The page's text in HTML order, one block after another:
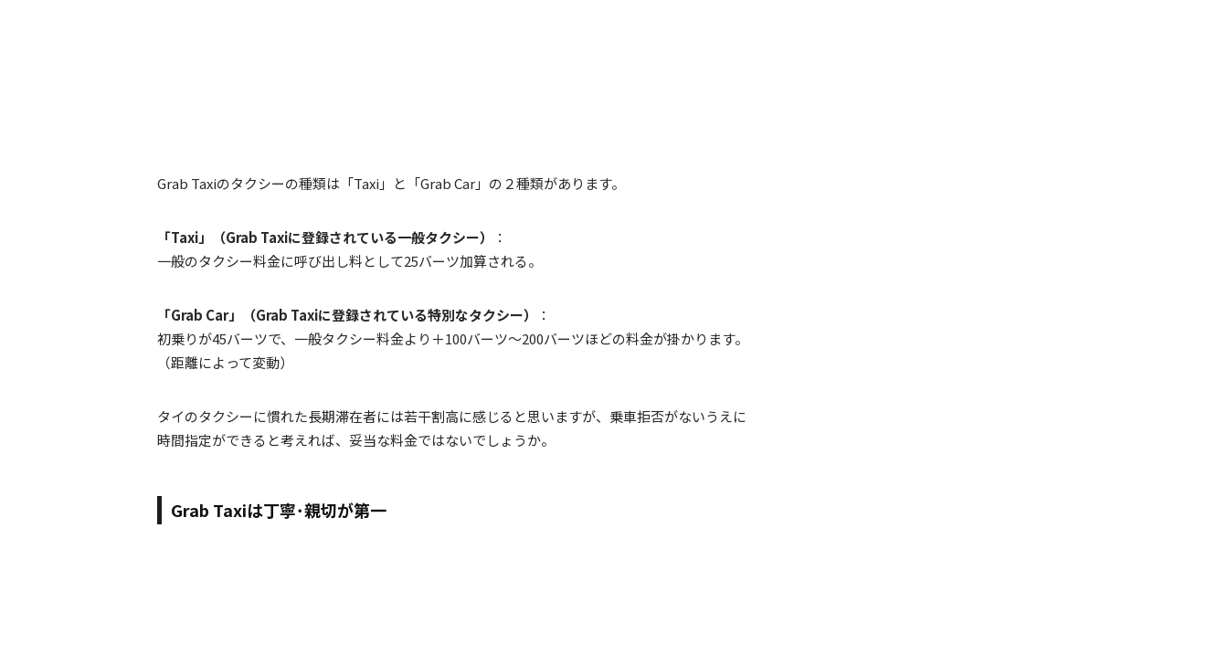
Grab Taxiのタクシーの種類は「Taxi」と「Grab Car」の２種類があります。
「Taxi」（Grab Taxiに登録されている一般タクシー）
：
一般のタクシー料金に呼び出し料として25バーツ加算される。
「Grab Car」（Grab Taxiに登録されている特別なタクシー）
：
初乗りが45バーツで、一般タクシー料金より＋100バーツ〜200バーツほどの料金が掛かります。
（距離によって変動）
タイのタクシーに慣れた長期滞在者には若干割高に感じると思いますが、乗車拒否がないうえに
時間指定ができると考えれば、妥当な料金ではないでしょうか。
Grab Taxiは丁寧･親切が第一